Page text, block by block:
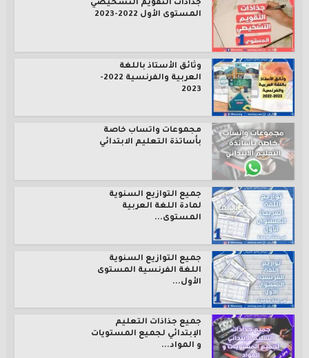
جذاذات التقويم التشخيصي
المستوى الأول 2022-2023
وثائق الأستاذ باللغة
العربية والفرنسية 2022-
2023
مجموعات واتساب خاصة
بأساتذة التعليم الابتدائي
جميع التوازيع السنوية
لمادة اللغة العربية
المستوى...
جميع التوازيع السنوية
اللغة الفرنسية المستوى
الأول...
جميع جذاذات التعليم
الإبتدائي لجميع المستويات
و المواد...